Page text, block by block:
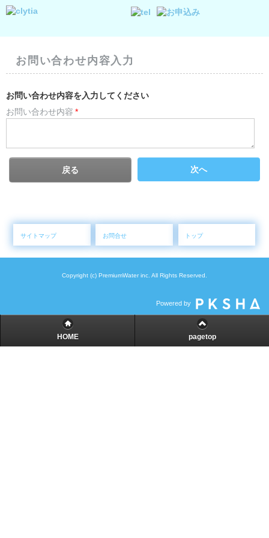
お問い合わせ内容入力
お問い合わせ内容を入力してください
お問い合わせ内容 *
戻る 次へ
サイトマップ お問合せ トップ
Copyright (c) PremiumWater inc. All Rights Reserved.
Powered by
HOME pagetop